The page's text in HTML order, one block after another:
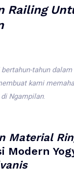
Railing
bertahun-tahun dalam
kami
di Ngampilan.
Material
Modern